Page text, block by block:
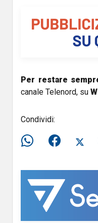
Per restare
canale Telenord, su
Condividi: